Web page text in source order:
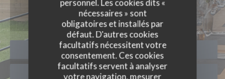
personnel. Les cookies dits «
nécessaires » sont
obligatoires et installés par
défaut. D'autres cookies
facultatifs nécessitent votre
consentement. Ces cookies
facultatifs servent à analyser
votre navigation, mesurer
RÉSERVER
VENTE À EMPORTER